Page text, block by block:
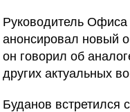
Руководитель
анонсировал новый
он говорил об
других актуальных
Буданов встретился